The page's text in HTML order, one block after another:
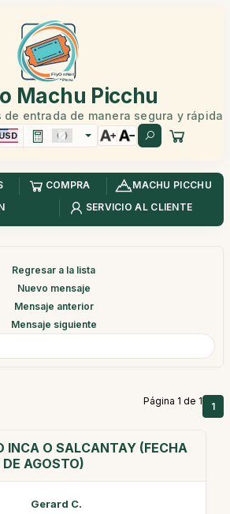
Machu Picchu
de entrada de manera segura y rápida
COMPRA
MACHU PICCHU
SERVICIO AL CLIENTE
Regresar a la lista
Nuevo mensaje
Mensaje anterior
Mensaje siguiente
Página 1 de 1 1
INCA O SALCANTAY (FECHA
DE AGOSTO)
Gerard C.